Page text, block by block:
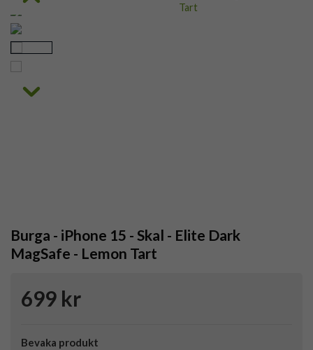
Burga - iPhone 15 - Skal - Elite Dark
MagSafe - Lemon Tart
699 kr
Bevaka produkt